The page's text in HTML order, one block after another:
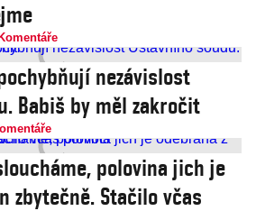
Komentáře
nezávislost
Babiš by měl zakročit
polovina jich je
zbytečně. Stačilo včas